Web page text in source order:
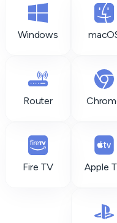
Windows
Router
Fire TV Apple